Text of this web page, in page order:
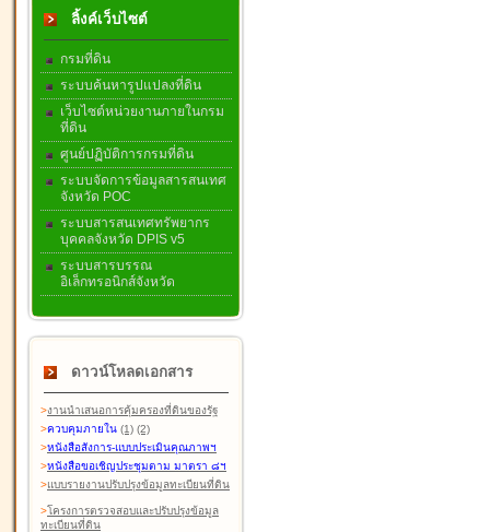
ลิ้งค์เว็บไซต์
กรมที่ดิน
ระบบค้นหารูปแปลงที่ดิน
เว็บไซต์หน่วยงานภายในกรม
ที่ดิน
ศูนย์ปฏิบัติการกรมที่ดิน
ระบบจัดการข้อมูลสารสนเทศ
จังหวัด POC
ระบบสารสนเทศทรัพยากร
บุคคลจังหวัด DPIS v5
ระบบสารบรรณ
อิเล็กทรอนิกส์จังหวัด
ดาวน์โหลดเอกสาร
>งานนำเสนอการคุ้มครองที่ดินของรัฐ
>ควบคุมภายใน (1) (2)
>หนังสือสังการ-แบบประเมินคุณภาพฯ
>หนังสือขอเชิญประชุมตาม มาตรา ๘ฯ
>แบบรายงานปรับปรุงข้อมูลทะเบียนที่ดิน
>โครงการตรวจสอบและปรับปรุงข้อมูล
ทะเบียนที่ดิน